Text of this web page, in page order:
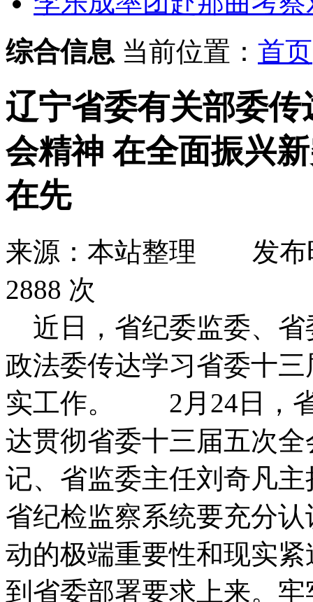
综合信息 当前位置： 首页
辽宁省委有关部委
会精神 在全面振兴
在先
来源：本站整理 发
2888 次
近日，省纪委监委、省
政法委传达学习省委十
实工作。 2月24日，省
达贯彻省委十三届五次
记、省监委主任刘奇凡
省纪检监察系统要充分
动的极端重要性和现实
到省委部署要求上来。